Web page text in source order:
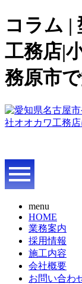
コラム |
工務店|
務原市
menu
HOME
業務案内
採用情報
施工内容
会社概要
お問い合わ